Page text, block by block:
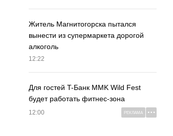
Житель Магнитогорска пытался
вынести из супермаркета дорогой
алкоголь
12:22
Для гостей T-Банк MMK Wild Fest
будет работать фитнес-зона
12:00 РЕКЛАМА